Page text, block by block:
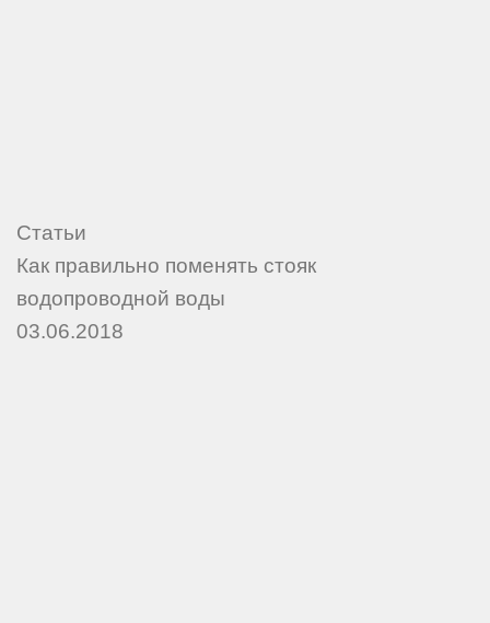
Статьи
Как правильно поменять стояк
водопроводной воды
03.06.2018